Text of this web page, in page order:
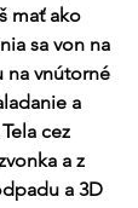
mať ako
sa von na
na vnútorné
a
cez
a z
a 3D